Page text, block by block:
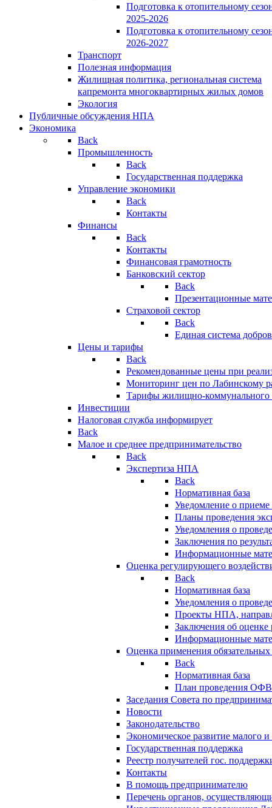
Подготовка к отопительному
2025-2026
Подготовка к отопительному
2026-2027
Транспорт
Полезная информация
Жилищная политика, региональная система
капремонта многоквартирных жилых домов
Экология
Публичные обсуждения НПА
Экономика
Back
Промышленность
Back
Государственная поддержка
Управление экономики
Back
Контакты
Финансы
Back
Контакты
Финансовая грамотность
Банковский сектор
Back
Презентационные
Страховой сектор
Back
Единая система
Цены и тарифы
Back
Рекомендованные цены при
Мониторинг цен по Лабинскому
Тарифы жилищно-коммунального
Инвестиции
Налоговая служба информирует
Back
Малое и среднее предпринимательство
Back
Экспертиза НПА
Back
Нормативная база
Уведомление о
Планы проведения
Уведомления о
Заключения по
Информационные
Оценка регулирующего
Back
Нормативная база
Уведомления о
Проекты НПА,
Заключения об
Информационные
Оценка применения
Back
Нормативная база
План проведения
Заседания Совета по
Новости
Законодательство
Экономическое развитие малого и
Государственная поддержка
Реестр получателей гос.
Контакты
В помощь предпринимателю
Перечень органов,